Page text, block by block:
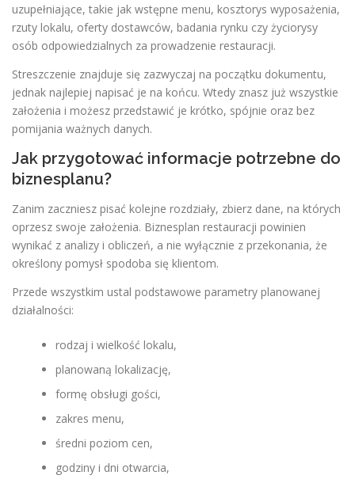
uzupełniające, takie jak wstępne menu, kosztorys wyposażenia,
rzuty lokalu, oferty dostawców, badania rynku czy życiorysy
osób odpowiedzialnych za prowadzenie restauracji.
Streszczenie znajduje się zazwyczaj na początku dokumentu,
jednak najlepiej napisać je na końcu. Wtedy znasz już wszystkie
założenia i możesz przedstawić je krótko, spójnie oraz bez
pomijania ważnych danych.
Jak przygotować informacje potrzebne do
biznesplanu?
Zanim zaczniesz pisać kolejne rozdziały, zbierz dane, na których
oprzesz swoje założenia. Biznesplan restauracji powinien
wynikać z analizy i obliczeń, a nie wyłącznie z przekonania, że
określony pomysł spodoba się klientom.
Przede wszystkim ustal podstawowe parametry planowanej
działalności:
rodzaj i wielkość lokalu,
planowaną lokalizację,
formę obsługi gości,
zakres menu,
średni poziom cen,
godziny i dni otwarcia,